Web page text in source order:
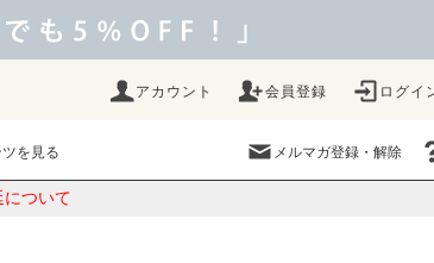
アカウント 会員登録 ログイ
を見る メルマガ登録・解除
ついて